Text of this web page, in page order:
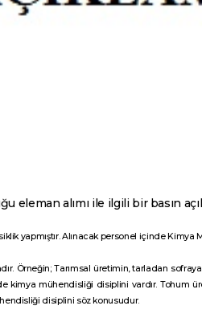
eleman alımı ile ilgili bir basın
yapmıştır. Alınacak personel içinde
Örneğin; Tarımsal üretimin, tarladan
mühendisliği disiplini vardır. Tohum
disiplini söz konusudur.